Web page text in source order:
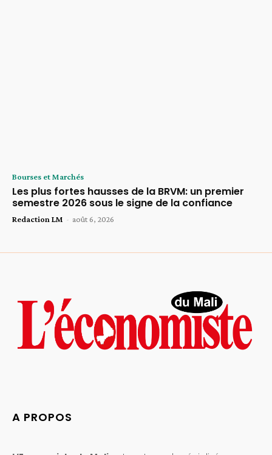
Bourses et Marchés
Les plus fortes hausses de la BRVM: un premier
semestre 2026 sous le signe de la confiance
Redaction LM - août 6, 2026
A PROPOS